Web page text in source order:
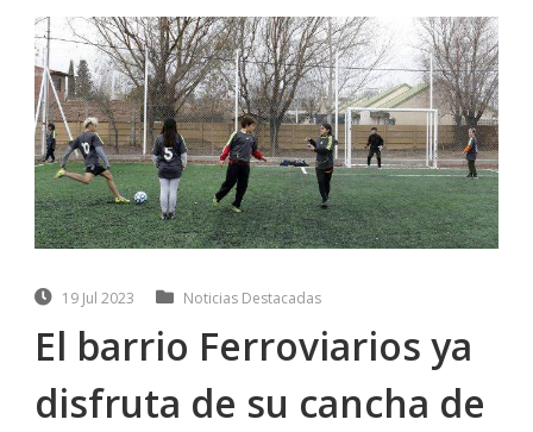
19 Jul 2023 Noticias Destacadas
El barrio Ferroviarios ya
disfruta de su cancha de